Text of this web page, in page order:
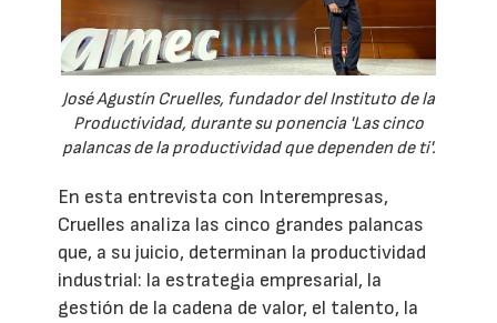
José Agustín Cruelles, fundador del Instituto de la
Productividad, durante su ponencia 'Las cinco
palancas de la productividad que dependen de ti'.
En esta entrevista con Interempresas,
Cruelles analiza las cinco grandes palancas
que, a su juicio, determinan la productividad
industrial: la estrategia empresarial, la
gestión de la cadena de valor, el talento, la